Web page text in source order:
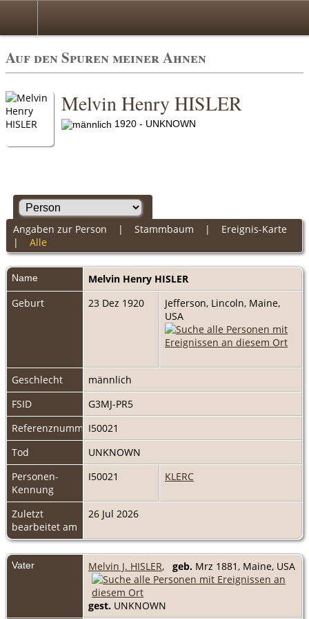
Auf den Spuren meiner Ahnen
Melvin Henry HISLER
1920 - UNKNOWN
Angaben zur Person | Stammbaum | Ereignis-Karte
| Alle
Name Melvin Henry HISLER
Geburt
23 Dez 1920
Jefferson, Lincoln, Maine,
USA
Geschlecht
männlich
FSID
G3MJ-PR5
ReferenznummerI50021
Tod
UNKNOWN
Personen-
Kennung
I50021 KLERC
Zuletzt
bearbeitet am
26 Jul 2026
Vater Melvin J. HISLER, geb. Mrz 1881, Maine, USA
gest. UNKNOWN